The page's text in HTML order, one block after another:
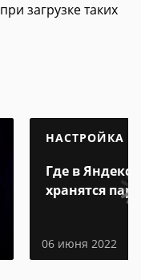
загрузке таких
НАСТРОЙКА
Где в Яндекс
хранятся
06 июня 2022